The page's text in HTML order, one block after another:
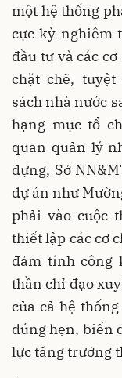
một hệ thống
cực kỳ nghiêm
đầu tư và các
chặt chẽ,
sách nhà nước
hạng mục tổ
quan quản lý
dựng, Sở
dự án như
phải vào cuộc
thiết lập các cơ
đảm tính công
thần chỉ đạo
của cả hệ
đúng hẹn, biến
lực tăng trưởng